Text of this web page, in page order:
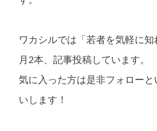
ワカシルでは「若者を気軽に
月2本、記事投稿しています。
気に入った方は是非フォロー
いします！